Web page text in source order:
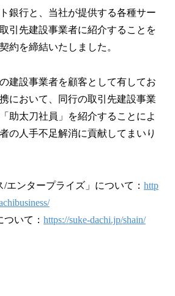
銀行と、当社が提供する各種サー
引先建設事業者に紹介することを
約を締結いたしました。
建設事業者を顧客として有してお
において、同行の取引先建設事業
助太刀社員」を紹介することによ
の人手不足解消に貢献してまいり
ンタープライズ」について： http
いて： https://suke-dachi.jp/shain/